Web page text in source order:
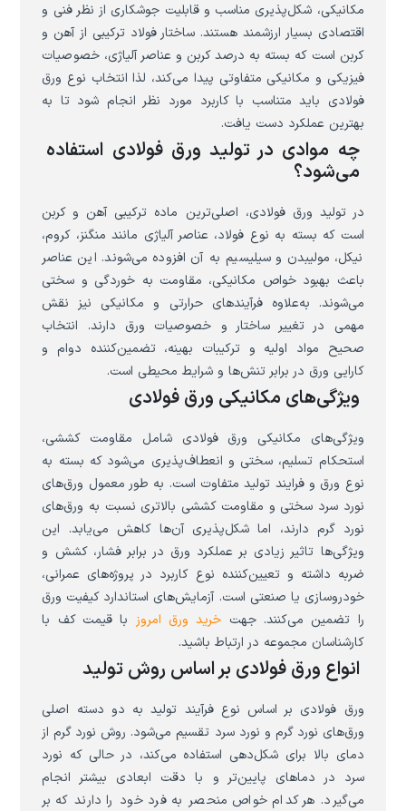
مکانیکی، شکل‌پذیری مناسب و قابلیت جوشکاری از نظر فنی و
اقتصادی بسیار ارزشمند هستند. ساختار فولاد ترکیبی از آهن و
کربن است که بسته به درصد کربن و عناصر آلیاژی، خصوصیات
فیزیکی و مکانیکی متفاوتی پیدا می‌کند، لذا انتخاب نوع ورق
فولادی باید متناسب با کاربرد مورد نظر انجام شود تا به
بهترین عملکرد دست یافت.
چه موادی در تولید ورق فولادی استفاده
می‌شود؟
در تولید ورق فولادی، اصلی‌ترین ماده ترکیبی آهن و کربن
است که بسته به نوع فولاد، عناصر آلیاژی مانند منگنز، کروم،
نیکل، مولیبدن و سیلیسیم به آن افزوده می‌شوند. این عناصر
باعث بهبود خواص مکانیکی، مقاومت به خوردگی و سختی
می‌شوند. به‌علاوه فرآیندهای حرارتی و مکانیکی نیز نقش
مهمی در تغییر ساختار و خصوصیات ورق دارند. انتخاب
صحیح مواد اولیه و ترکیبات بهینه، تضمین‌کننده دوام و
کارایی ورق در برابر تنش‌ها و شرایط محیطی است.
ویژگی‌های مکانیکی ورق فولادی
ویژگی‌های مکانیکی ورق فولادی شامل مقاومت کششی،
استحکام تسلیم، سختی و انعطاف‌پذیری می‌شود که بسته به
نوع ورق و فرایند تولید متفاوت است. به طور معمول ورق‌های
نورد سرد سختی و مقاومت کششی بالاتری نسبت به ورق‌های
نورد گرم دارند، اما شکل‌پذیری آن‌ها کاهش می‌یابد. این
ویژگی‌ها تاثیر زیادی بر عملکرد ورق در برابر فشار، کشش و
ضربه داشته و تعیین‌کننده نوع کاربرد در پروژه‌های عمرانی،
خودروسازی یا صنعتی است. آزمایش‌های استاندارد کیفیت ورق
را تضمین می‌کنند. جهت خرید ورق امروز با قیمت کف با
کارشناسان مجموعه در ارتباط باشید.
انواع ورق فولادی بر اساس روش تولید
ورق فولادی بر اساس نوع فرآیند تولید به دو دسته اصلی
ورق‌های نورد گرم و نورد سرد تقسیم می‌شود. روش نورد گرم از
دمای بالا برای شکل‌دهی استفاده می‌کند، در حالی که نورد
سرد در دماهای پایین‌تر و با دقت ابعادی بیشتر انجام
می‌گیرد. هر کدام خواص منحصر به فرد خود را دارند که بر